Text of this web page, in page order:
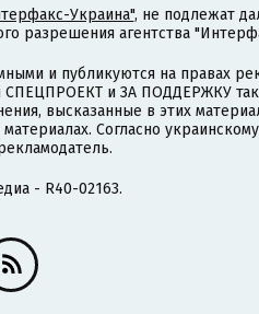
Украина", не подлежат
разрешения агентства
и публикуются на правах
СПЕЦПРОЕКТ и ЗА ПОДДЕРЖКУ
высказанные в этих
Согласно
- R40-02163.